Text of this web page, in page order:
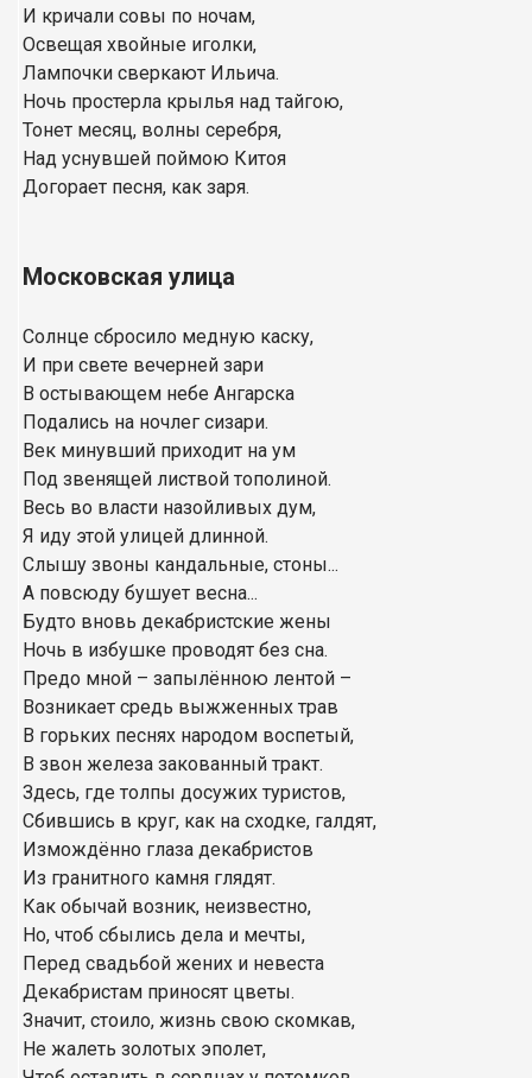
И кричали совы по ночам,
Освещая хвойные иголки,
Лампочки сверкают Ильича.
Ночь простерла крылья над тайгою,
Тонет месяц, волны серебря,
Над уснувшей поймою Китоя
Догорает песня, как заря.
Московская улица
Солнце сбросило медную каску,
И при свете вечерней зари
В остывающем небе Ангарска
Подались на ночлег сизари.
Век минувший приходит на ум
Под звенящей листвой тополиной.
Весь во власти назойливых дум,
Я иду этой улицей длинной.
Слышу звоны кандальные, стоны...
А повсюду бушует весна...
Будто вновь декабристские жены
Ночь в избушке проводят без сна.
Предо мной – запылённою лентой –
Возникает средь выжженных трав
В горьких песнях народом воспетый,
В звон железа закованный тракт.
Здесь, где толпы досужих туристов,
Сбившись в круг, как на сходке, галдят,
Измождённо глаза декабристов
Из гранитного камня глядят.
Как обычай возник, неизвестно,
Но, чтоб сбылись дела и мечты,
Перед свадьбой жених и невеста
Декабристам приносят цветы.
Значит, стоило, жизнь свою скомкав,
Не жалеть золотых эполет,